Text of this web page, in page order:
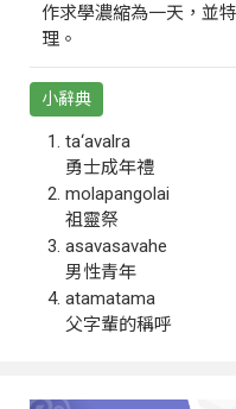
作求學濃縮為一天，並
理。
小辭典
ta‘avalra
勇士成年禮
molapangolai
祖靈祭
asavasavahe
男性青年
atamatama
父字輩的稱呼